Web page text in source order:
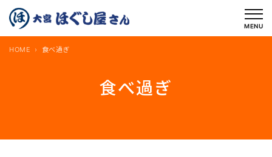
を
MENU
食べ過ぎ
HOME 食べ過ぎ